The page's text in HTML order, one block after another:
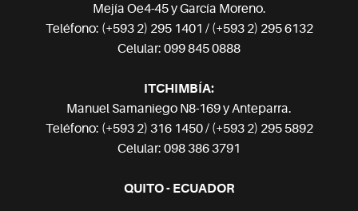
Mejía Oe4-45 y García Moreno.
Teléfono: (+593 2) 295 1401 / (+593 2) 295 6132
Celular: 099 845 0888
ITCHIMBÍA:
Manuel Samaniego N8-169 y Anteparra.
Teléfono: (+593 2) 316 1450 / (+593 2) 295 5892
Celular: 098 386 3791
QUITO - ECUADOR